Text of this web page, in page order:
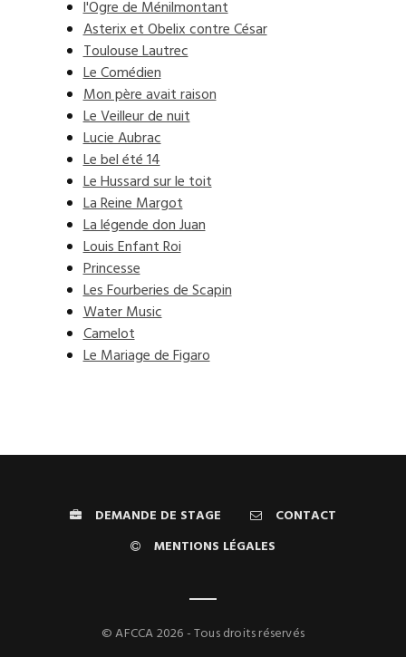
l'Ogre de Ménilmontant
Asterix et Obelix contre César
Toulouse Lautrec
Le Comédien
Mon père avait raison
Le Veilleur de nuit
Lucie Aubrac
Le bel été 14
Le Hussard sur le toit
La Reine Margot
La légende don Juan
Louis Enfant Roi
Princesse
Les Fourberies de Scapin
Water Music
Camelot
Le Mariage de Figaro
DEMANDE DE STAGE
CONTACT
MENTIONS LÉGALES
© AFCCA 2026 - Tous droits réservés